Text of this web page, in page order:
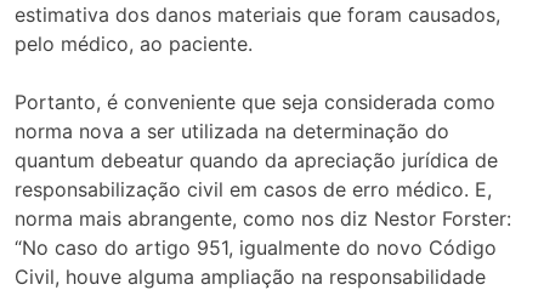
estimativa dos danos materiais que foram causados,
pelo médico, ao paciente.
Portanto, é conveniente que seja considerada como
norma nova a ser utilizada na determinação do
quantum debeatur quando da apreciação jurídica de
responsabilização civil em casos de erro médico. E,
norma mais abrangente, como nos diz Nestor Forster:
“No caso do artigo 951, igualmente do novo Código
Civil, houve alguma ampliação na responsabilidade